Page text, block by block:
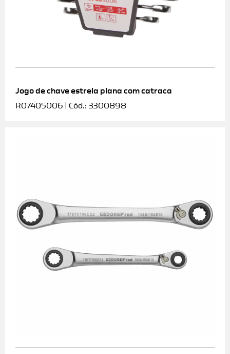
Jogo de chave estrela plana com catraca
R07405006 | Cód.: 3300898